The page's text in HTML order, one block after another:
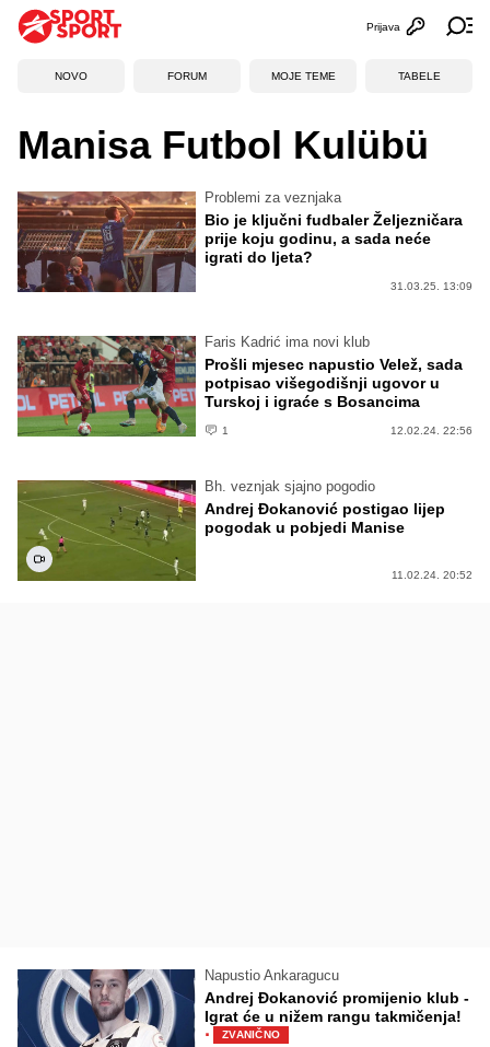
Otvori
Prijava
NOVO FORUM MOJE TEME TABELE
Manisa Futbol Kulübü
Problemi za veznjaka
Bio je ključni fudbaler Željezničara
prije koju godinu, a sada neće
igrati do ljeta?
31.03.25. 13:09
Faris Kadrić ima novi klub
Prošli mjesec napustio Velež, sada
potpisao višegodišnji ugovor u
Turskoj i igraće s Bosancima
1 12.02.24. 22:56
Bh. veznjak sjajno pogodio
Andrej Đokanović postigao lijep
pogodak u pobjedi Manise
11.02.24. 20:52
Napustio Ankaragucu
Andrej Đokanović promijenio klub -
Igrat će u nižem rangu takmičenja!
· ZVANIČNO